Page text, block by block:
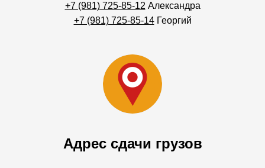
+7 (981) 725-85-12 Александра
+7 (981) 725-85-14Георгий
Адрес сдачи грузов